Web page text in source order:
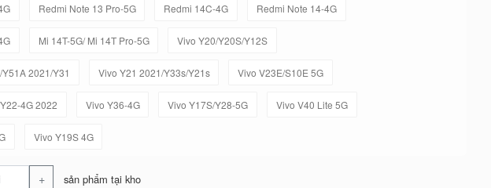
Redmi Note 13 Pro-5G Redmi 14C-4G Redmi Note 14-4G
Mi 14T-5G/ Mi 14T Pro-5G Vivo Y20/Y20S/Y12S
2021/Y31 Vivo Y21 2021/Y33s/Y21s Vivo V23E/S10E 5G
4G 2022 Vivo Y36-4G Vivo Y17S/Y28-5G Vivo V40 Lite 5G
Vivo Y19S 4G
+ sản phẩm tại kho